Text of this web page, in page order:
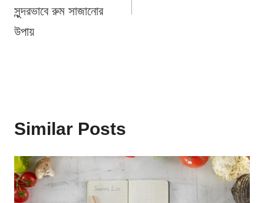
সুন্দরভাবে রুম সাজানোর
উপায়
Similar Posts